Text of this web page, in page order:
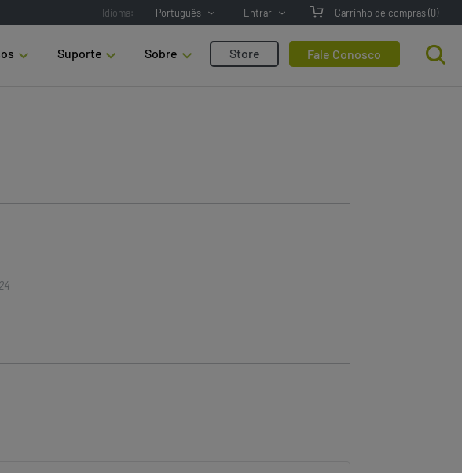
Idioma: Português Entrar Carrinho de compras(0)
Suporte Sobre Store Fale Conosco